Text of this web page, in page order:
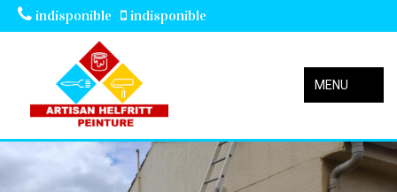
indisponible indisponible
MENU